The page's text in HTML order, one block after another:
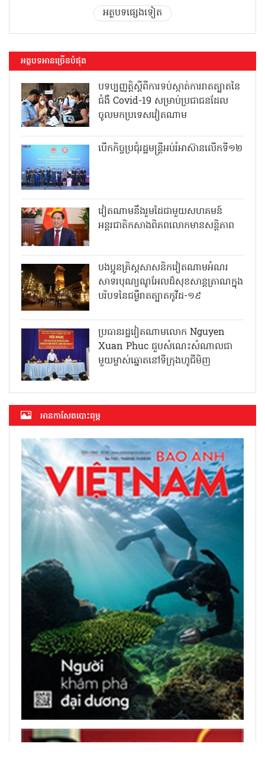
អត្ថបទផ្សេងទៀត
អត្ថបទអានច្រើនបំផុត
បទប្បញ្ញត្តិស្តីពីការទប់ស្កាត់ការរាតត្បាតនៃ
ជំងឺ Covid-19 សម្រាប់ប្រជាជនដែល
ចូលមកប្រទេសវៀតណាម
បើកកិច្ចប្រជុំរដ្ឋមន្ត្រីអប់រំអាស៊ានលើកទី១២
វៀតណាមនឹងរួមដៃជាមួយសហគមន៍
អន្តរជាតិកសាងពិភពលោកមានសន្តិភាព
បងប្អូនគ្រិស្តសាសនិកវៀតណាមអំណរ
សាទរបុណ្យណូអែលដ៏សុខសាន្តត្រាណក្នុង
បរិបទនៃជម្ងឺរាតត្បាតកូវីដ-១៩
ប្រធានរដ្ឋវៀតណាមលោក Nguyen
Xuan Phuc ជួបសំណេះសំណាលជា
មួយម្ចាស់ឆ្នោតនៅទីក្រុងហូជីមិញ
អាន​កាសែត​បោះពុម្ភ